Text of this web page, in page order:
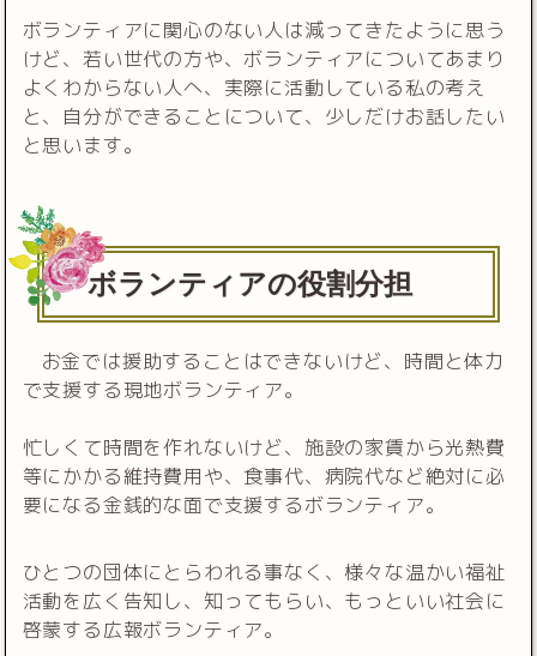
ボランティアに関心のない人は減ってきたように思う
けど、若い世代の方や、ボランティアについてあまり
よくわからない人へ、実際に活動している私の考え
と、自分ができることについて、少しだけお話したい
と思います。
ボランティアの役割分担
お金では援助することはできないけど、時間と体力
で支援する現地ボランティア。
忙しくて時間を作れないけど、施設の家賃から光熱費
等にかかる維持費用や、食事代、病院代など絶対に必
要になる金銭的な面で支援するボランティア。
ひとつの団体にとらわれる事なく、様々な温かい福祉
活動を広く告知し、知ってもらい、もっといい社会に
啓蒙する広報ボランティア。